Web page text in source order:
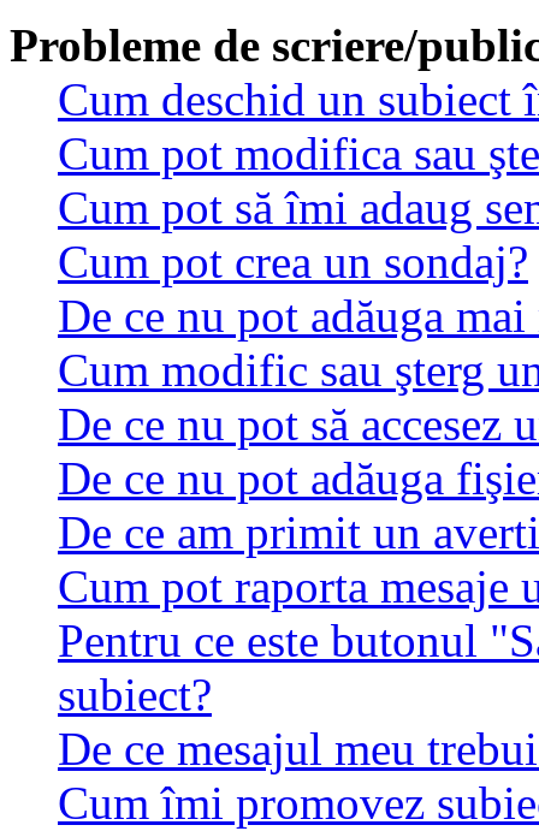
Probleme de scriere/
Cum deschid un subiect
Cum pot modifica sau
Cum pot să îmi adaug
Cum pot crea un sondaj?
De ce nu pot adăuga
Cum modific sau şterg
De ce nu pot să accesez
De ce nu pot adăuga
De ce am primit un
Cum pot raporta mesaje
Pentru ce este butonul
subiect?
De ce mesajul meu
Cum îmi promovez